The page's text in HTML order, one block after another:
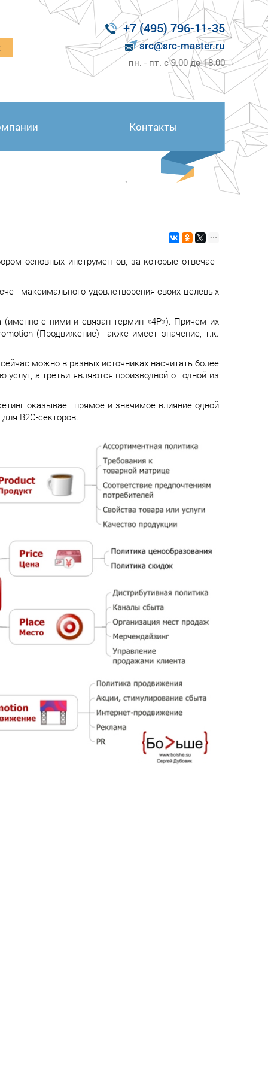
+7 (495) 796-11-35
src@src-master.ru
пн. - пт. с 9.00 до 18.00
Контакты
основных инструментов, за которые отвечает
максимального удовлетворения своих целевых
с ними и связан термин «4P»). Причем их
(Продвижение) также имеет значение, т.к.
можно в разных источниках насчитать более
а третьи являются производной от одной из
оказывает прямое и значимое влияние одной
В2С-секторов.